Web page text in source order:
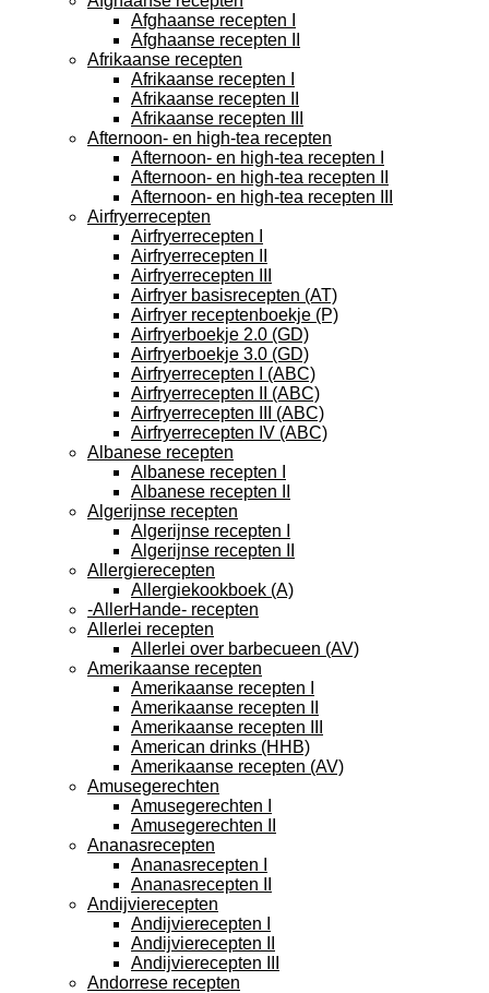
Afghaanse recepten I
Afghaanse recepten II
Afrikaanse recepten
Afrikaanse recepten I
Afrikaanse recepten II
Afrikaanse recepten III
Afternoon- en high-tea recepten
Afternoon- en high-tea recepten I
Afternoon- en high-tea recepten II
Afternoon- en high-tea recepten III
Airfryerrecepten
Airfryerrecepten I
Airfryerrecepten II
Airfryerrecepten III
Airfryer basisrecepten (AT)
Airfryer receptenboekje (P)
Airfryerboekje 2.0 (GD)
Airfryerboekje 3.0 (GD)
Airfryerrecepten I (ABC)
Airfryerrecepten II (ABC)
Airfryerrecepten III (ABC)
Airfryerrecepten IV (ABC)
Albanese recepten
Albanese recepten I
Albanese recepten II
Algerijnse recepten
Algerijnse recepten I
Algerijnse recepten II
Allergierecepten
Allergiekookboek (A)
-AllerHande- recepten
Allerlei recepten
Allerlei over barbecueen (AV)
Amerikaanse recepten
Amerikaanse recepten I
Amerikaanse recepten II
Amerikaanse recepten III
American drinks (HHB)
Amerikaanse recepten (AV)
Amusegerechten
Amusegerechten I
Amusegerechten II
Ananasrecepten
Ananasrecepten I
Ananasrecepten II
Andijvierecepten
Andijvierecepten I
Andijvierecepten II
Andijvierecepten III
Andorrese recepten